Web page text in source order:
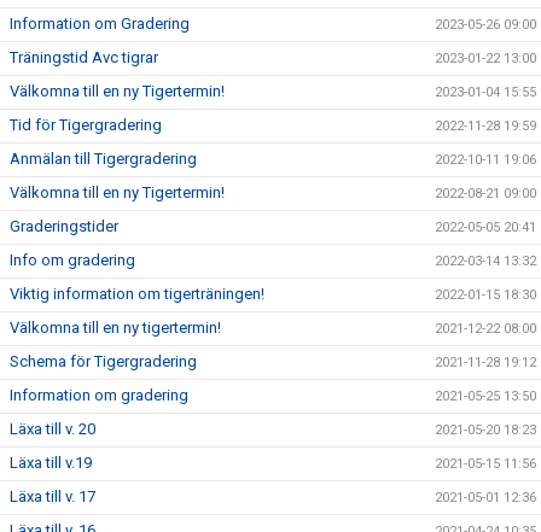
Information om Gradering 2023-05-26 09:00
Träningstid Avc tigrar 2023-01-22 13:00
Välkomna till en ny Tigertermin! 2023-01-04 15:55
Tid för Tigergradering 2022-11-28 19:59
Anmälan till Tigergradering 2022-10-11 19:06
Välkomna till en ny Tigertermin! 2022-08-21 09:00
Graderingstider 2022-05-05 20:41
Info om gradering 2022-03-14 13:32
Viktig information om tigerträningen! 2022-01-15 18:30
Välkomna till en ny tigertermin! 2021-12-22 08:00
Schema för Tigergradering 2021-11-28 19:12
Information om gradering 2021-05-25 13:50
Läxa till v. 20 2021-05-20 18:23
Läxa till v.19 2021-05-15 11:56
Läxa till v. 17 2021-05-01 12:36